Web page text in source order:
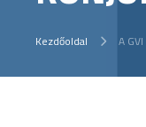
Kezdőoldal A